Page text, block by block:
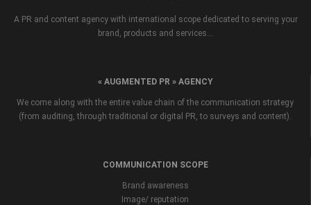
A PR and content agency with international scope dedicated to serving your
brand, products and services...
« AUGMENTED PR » AGENCY
We come along with the entire value chain of the communication strategy
(from auditing, through traditional or digital PR, to surveys and content).
COMMUNICATION SCOPE
Brand awareness
Image/ reputation